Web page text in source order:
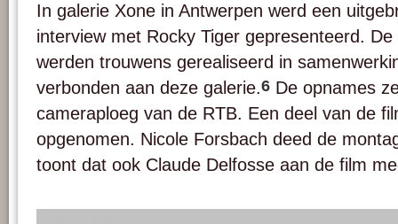
In galerie Xone in Antwerpen werd een
interview met Rocky Tiger gepresenteerd.
werden trouwens gerealiseerd in
verbonden aan deze galerie.6 De opnames
cameraploeg van de RTB. Een deel van de
opgenomen. Nicole Forsbach deed de
toont dat ook Claude Delfosse aan de film